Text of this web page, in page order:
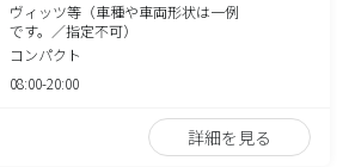
ヴィッツ等（車種や車両形状は一例
です。／指定不可）
コンパクト
08:00-20:00
詳細を見る